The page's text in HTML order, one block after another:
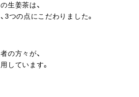
生姜茶は、
3つの点にこだわりました。
の方々が、
しています。